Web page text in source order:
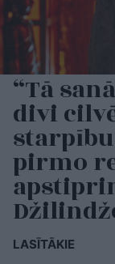
“Tā
divi
pirmo
LASĪTĀKIE